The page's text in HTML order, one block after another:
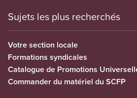
Sujets les plus recherchés
Votre section locale
Formations syndicales
Catalogue de Promotions
Commander du matériel du SCFP